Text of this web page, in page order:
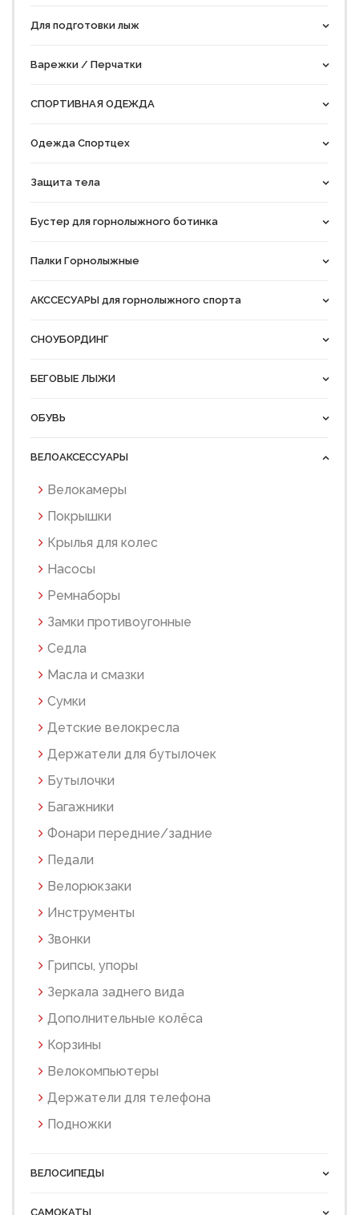
Для подготовки лыж
Варежки / Перчатки
СПОРТИВНАЯ ОДЕЖДА
Одежда Спортцех
Защита тела
Бустер для горнолыжного ботинка
Палки Горнолыжные
АКССЕСУАРЫ для горнолыжного спорта
СНОУБОРДИНГ
БЕГОВЫЕ ЛЫЖИ
ОБУВЬ
ВЕЛОАКСЕССУАРЫ
Велокамеры
Покрышки
Крылья для колес
Насосы
Ремнаборы
Замки противоугонные
Седла
Масла и смазки
Сумки
Детские велокресла
Держатели для бутылочек
Бутылочки
Багажники
Фонари передние/задние
Педали
Велорюкзаки
Инструменты
Звонки
Грипсы, упоры
Зеркала заднего вида
Дополнительные колёса
Корзины
Велокомпьютеры
Держатели для телефона
Подножки
ВЕЛОСИПЕДЫ
САМОКАТЫ